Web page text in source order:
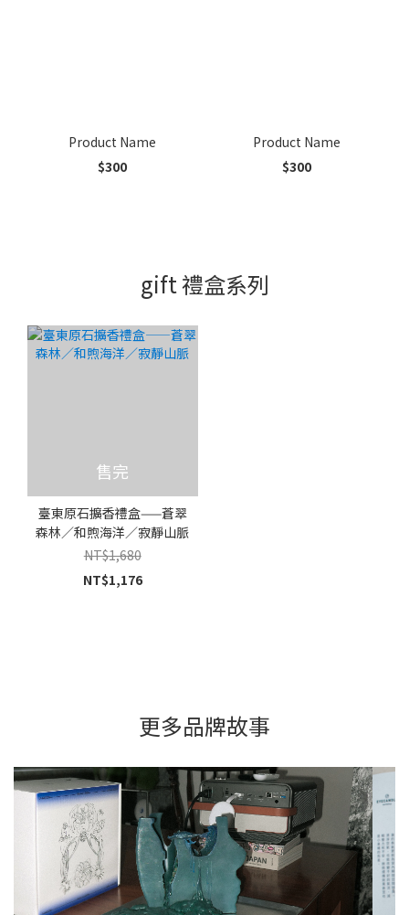
Product Name
$300
Product Name
$300
gift 禮盒系列
售完
臺東原石擴香禮盒——蒼翠
森林／和煦海洋／寂靜山脈
NT$1,680
NT$1,176
更多品牌故事